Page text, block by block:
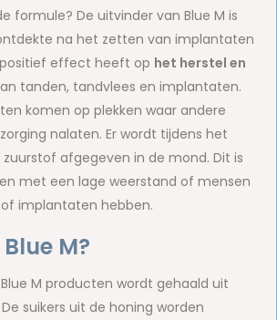
formule? De uitvinder van Blue M is
na het zetten van implantaten
effect heeft op het herstel en
tanden, tandvlees en implantaten.
komen op plekken waar andere
nalaten. Er wordt tijdens het
zuurstof afgegeven in de mond. Dit is
met een lage weerstand of mensen
implantaten hebben.
M?
M producten wordt gehaald uit
De suikers uit de honing worden